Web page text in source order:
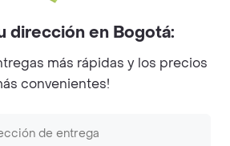
dirección en Bogotá:
más rápidas y los precios
convenientes!